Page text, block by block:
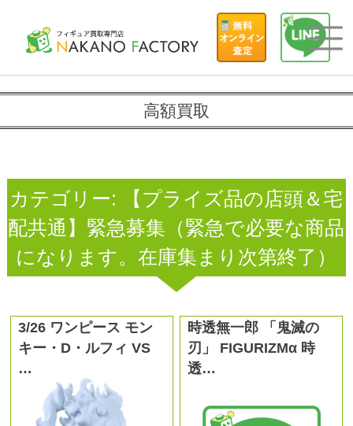
高額買取
カテゴリー:
【プライズ品の店頭＆宅
配共通】緊急募集（緊急で必要な商品
になります。在庫集まり次第終了）
3/26 ワンピース モン
キー・D・ルフィ VS
…
時透無一郎 「鬼滅の
刃」 FIGURIZMα 時
透…